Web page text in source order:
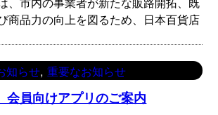
商品力の向上を図るため、日本百貨店
知らせ, 重要なお知らせ
員向けアプリのご案内